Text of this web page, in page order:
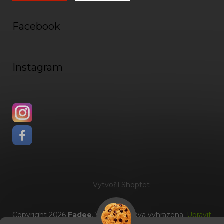
Facebook
Instagram
Vytvořil Shoptet
Copyright 2026 Fadee. Všechna práva vyhrazena. Upravit